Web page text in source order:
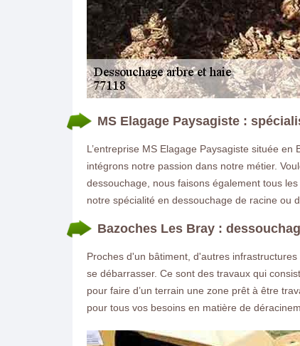
MS Elagage Paysagiste :
L’entreprise MS Elagage Paysagiste située
intégrons notre passion dans notre métier.
dessouchage, nous faisons également tous
notre spécialité en dessouchage de racine ou
Bazoches Les Bray :
Proches d'un bâtiment, d'autres
se débarrasser. Ce sont des travaux qui
pour faire d’un terrain une zone prêt à être
pour tous vos besoins en matière de